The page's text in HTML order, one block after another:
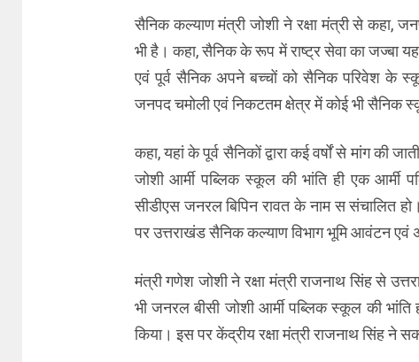
सैनिक कल्याण मंत्री जोशी ने रक्षा मंत्री से कहा,
भी है। कहा, सैनिक के रूप में राष्ट्र सेवा का जज्बा
एवं पूर्व सैनिक अपने बच्चों को सैनिक परिवेश के
जनपद चमोली एवं निकटतम क्षेत्र में कोई भी सैनिक
कहा, यहां के पूर्व सैनिकों द्वारा कई वर्षों से मांग की
जोशी आर्मी पब्लिक स्कूल की भांति ही एक
सीडीएस जनरल बिपिन रावत के नाम स संचालित
पर उत्तराखंड सैनिक कल्याण विभाग भूमि आवंटन एवं
मंत्री गणेश जोशी ने रक्षा मंत्री राजनाथ सिंह से
भी जनरल बीसी जोशी आर्मी पब्लिक स्कूल की
किया। इस पर केंद्रीय रक्षा मंत्री राजनाथ सिंह ने